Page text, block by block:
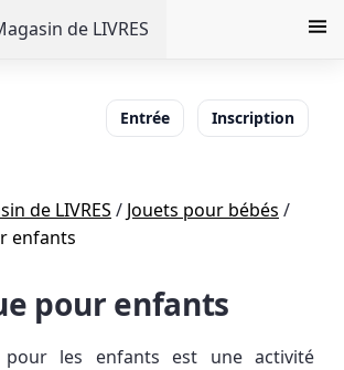
de LIVRES
Entrée Inscription
de LIVRES / Jouets pour bébés /
enfants
pour enfants
pour les enfants est une activité